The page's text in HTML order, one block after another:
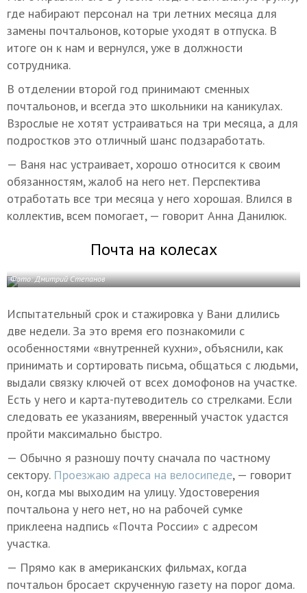
где набирают персонал на три летних месяца для
замены почтальонов, которые уходят в отпуска. В
итоге он к нам и вернулся, уже в должности
сотрудника.
В отделении второй год принимают сменных
почтальонов, и всегда это школьники на каникулах.
Взрослые не хотят устраиваться на три месяца, а для
подростков это отличный шанс подзаработать.
— Ваня нас устраивает, хорошо относится к своим
обязанностям, жалоб на него нет. Перспектива
отработать все три месяца у него хорошая. Влился в
коллектив, всем помогает, — говорит Анна Данилюк.
Почта на колесах
Фото: Дмитрий Степанов
Испытательный срок и стажировка у Вани длились
две недели. За это время его познакомили с
особенностями «внутренней кухни», объяснили, как
принимать и сортировать письма, общаться с людьми,
выдали связку ключей от всех домофонов на участке.
Есть у него и карта-путеводитель со стрелками. Если
следовать ее указаниям, вверенный участок удастся
пройти максимально быстро.
— Обычно я разношу почту сначала по частному
сектору. Проезжаю адреса на велосипеде, — говорит
он, когда мы выходим на улицу. Удостоверения
почтальона у него нет, но на рабочей сумке
приклеена надпись «Почта России» с адресом
участка.
— Прямо как в американских фильмах, когда
почтальон бросает скрученную газету на порог дома.